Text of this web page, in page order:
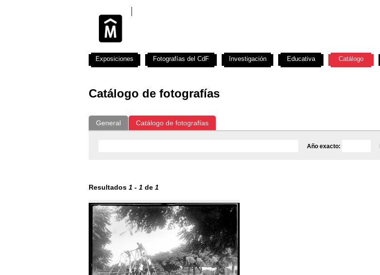
Catálogo de fotografías
General Catálogo de fotografías
Año exacto:
Resultados 1 - 1 de 1
Exposiciones Fotografías del CdF Investigación Educativa Catálogo